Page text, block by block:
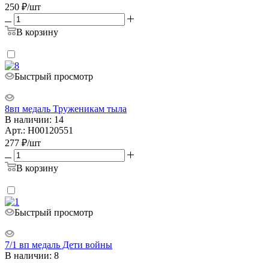
250 ₽/шт
В корзину
Быстрый просмотр
8вп медаль Труженикам тыла
В наличии: 14
Арт.: Н00120551
277 ₽/шт
В корзину
Быстрый просмотр
7/1 вп медаль Дети войны
В наличии: 8